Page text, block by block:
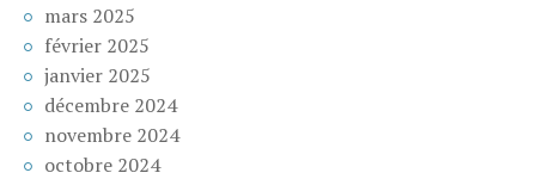
mars 2025
février 2025
janvier 2025
décembre 2024
novembre 2024
octobre 2024